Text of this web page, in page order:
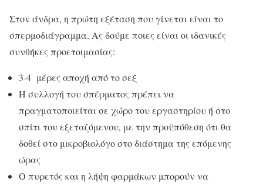
Στον άνδρα, η πρώτη εξέταση που γίνεται είναι το
σπερμοδιάγραμμα. Ας δούμε ποιες είναι οι ιδανικές
συνθήκες προετοιμασίας:
3-4 μέρες αποχή από το σεξ
Η συλλογή του σπέρματος πρέπει να
πραγματοποιείται σε χώρο του εργαστηρίου ή στο
σπίτι του εξεταζόμενου, με την προϋπόθεση ότι θα
δοθεί στο μικροβιολόγο στο διάστημα της επόμενης
ώρας
Ο πυρετός και η λήψη φαρμάκων μπορούν να